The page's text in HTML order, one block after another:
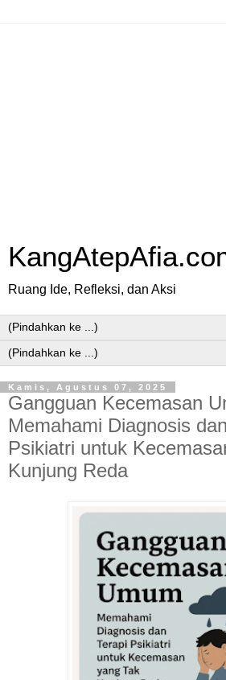
Ruang Ide, Refleksi, dan Aksi
Kamis, Agustus 07, 2025
Gangguan Kecemasan
Memahami Diagnosis
Psikiatri untuk
Kunjung Reda